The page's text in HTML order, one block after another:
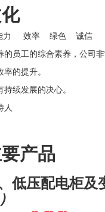
力 效率 绿色 诚信
员工的综合素养，公司
的提升。
续发展的决心。
人
产品
低压配电柜及